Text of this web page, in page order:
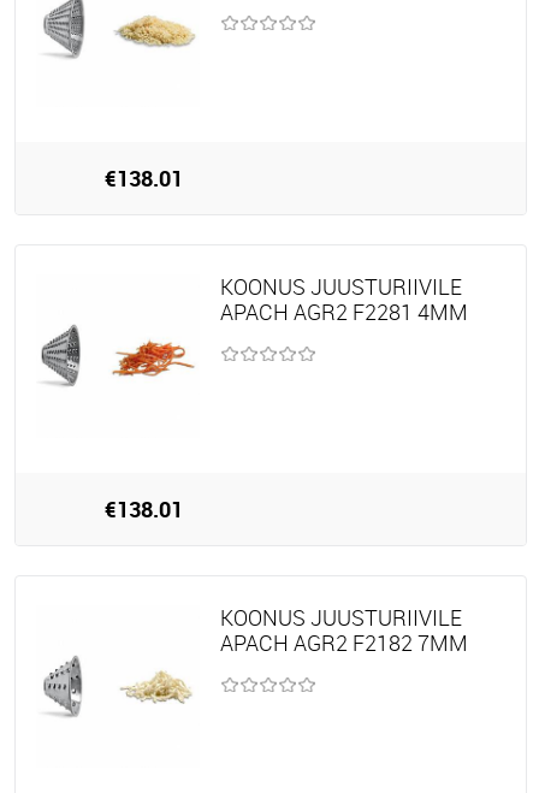
€138.01
KOONUS JUUSTURIIVILE
APACH AGR2 F2281 4MM
€138.01
KOONUS JUUSTURIIVILE
APACH AGR2 F2182 7MM